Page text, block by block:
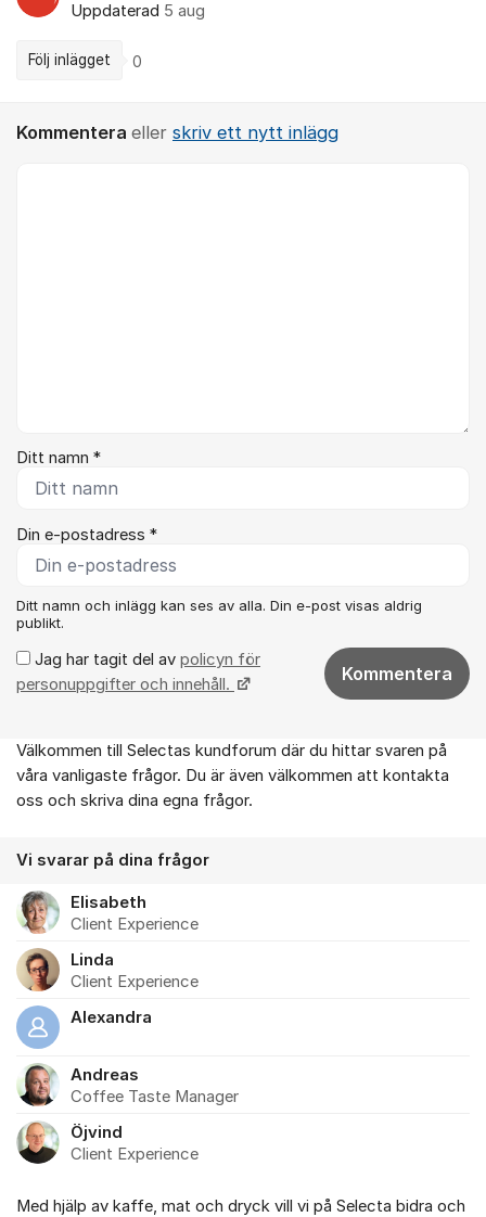
Uppdaterad 5 aug
Följ inlägget 0
Kommentera eller skriv ett nytt inlägg
Ditt namn *
Din e-postadress *
Ditt namn och inlägg kan ses av alla. Din e-post visas aldrig
publikt.
Jag har tagit del av policyn för
personuppgifter och innehåll.
Kommentera
Om forumet
Välkommen till Selectas kundforum där du hittar svaren på
våra vanligaste frågor. Du är även välkommen att kontakta
oss och skriva dina egna frågor.
Vi svarar på dina frågor
Elisabeth
Client Experience
Linda
Client Experience
Alexandra
Andreas
Coffee Taste Manager
Öjvind
Client Experience
Med hjälp av kaffe, mat och dryck vill vi på Selecta bidra och